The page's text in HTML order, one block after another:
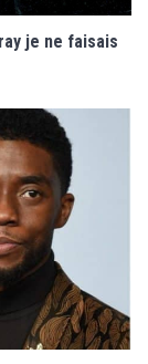
je ne faisais